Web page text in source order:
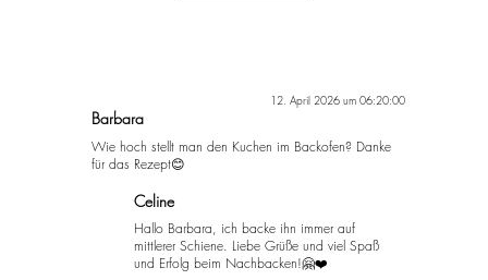
12. April 2026 um 06:20:00
Barbara
Wie hoch stellt man den Kuchen im Backofen? Danke
für das Rezept😊
Celine
Hallo Barbara, ich backe ihn immer auf
mittlerer Schiene. Liebe Grüße und viel Spaß
und Erfolg beim Nachbacken!🤗❤️